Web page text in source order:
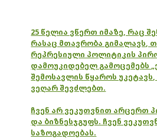
25 წელია ვწერთ იმაზე, რაც
რასაც მთავრობა გიმალავს,
რეპრესიული პოლიტიკის
დამოუკიდებელ გამოცემებს
შემოსავლის წყაროს
ვეღარ შევძლებთ.
ჩვენ არ ვეკუთვნით არცერთ
და ბიზნესჯგუფს. ჩვენ
საზოგადოებას.